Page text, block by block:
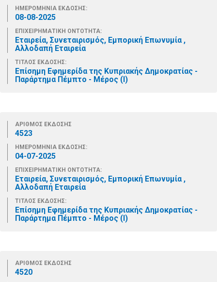
ΗΜΕΡΟΜΗΝΙΑ ΕΚΔΟΣΗΣ:
08-08-2025
ΕΠΙΧΕΙΡΗΜΑΤΙΚΗ ΟΝΤΟΤΗΤΑ:
Εταιρεία, Συνεταιρισμός, Εμπορική Επωνυμία ,
Αλλοδαπή Εταιρεία
ΤΙΤΛΟΣ ΕΚΔΟΣΗΣ:
Επίσημη Εφημερίδα της Κυπριακής Δημοκρατίας -
Παράρτημα Πέμπτο - Μέρος (Ι)
ΑΡΙΘΜΟΣ ΕΚΔΟΣΗΣ
4523
ΗΜΕΡΟΜΗΝΙΑ ΕΚΔΟΣΗΣ:
04-07-2025
ΕΠΙΧΕΙΡΗΜΑΤΙΚΗ ΟΝΤΟΤΗΤΑ:
Εταιρεία, Συνεταιρισμός, Εμπορική Επωνυμία ,
Αλλοδαπή Εταιρεία
ΤΙΤΛΟΣ ΕΚΔΟΣΗΣ:
Επίσημη Εφημερίδα της Κυπριακής Δημοκρατίας -
Παράρτημα Πέμπτο - Μέρος (Ι)
ΑΡΙΘΜΟΣ ΕΚΔΟΣΗΣ
4520